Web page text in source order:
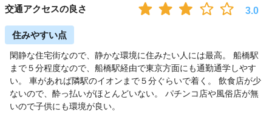
交通アクセスの良さ
3.0
住みやすい点
閑静な住宅街なので、静かな環境に住みたい人には最高。 船橋駅
まで５分程度なので、船橋駅経由で東京方面にも通勤通学しやす
い。 車があれば隣駅のイオンまで５分ぐらいで着く。 飲食店が少
ないので、酔っ払いがほとんどいない。 パチンコ店や風俗店が無
いので子供にも環境が良い。